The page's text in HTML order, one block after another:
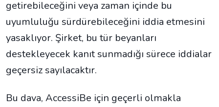
getirebileceğini veya zaman içinde bu
uyumluluğu sürdürebileceğini iddia etmesini
yasaklıyor. Şirket, bu tür beyanları
destekleyecek kanıt sunmadığı sürece iddialar
geçersiz sayılacaktır.
Bu dava, AccessiBe için geçerli olmakla